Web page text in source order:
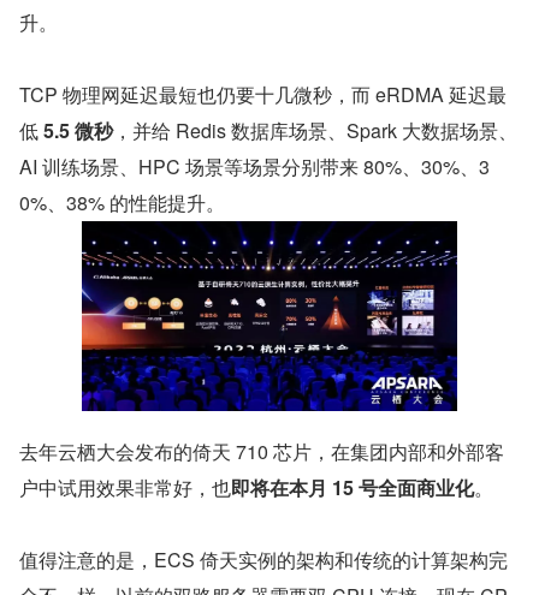
升。
TCP 物理网延迟最短也仍要十几微秒，而 eRDMA 延迟最
低 5.5 微秒，并给 Redis 数据库场景、Spark 大数据场景、
AI 训练场景、HPC 场景等场景分别带来 80%、30%、3
0%、38% 的性能提升。
去年云栖大会发布的倚天 710 芯片，在集团内部和外部客
户中试用效果非常好，也即将在本月 15 号全面商业化。
值得注意的是，ECS 倚天实例的架构和传统的计算架构完